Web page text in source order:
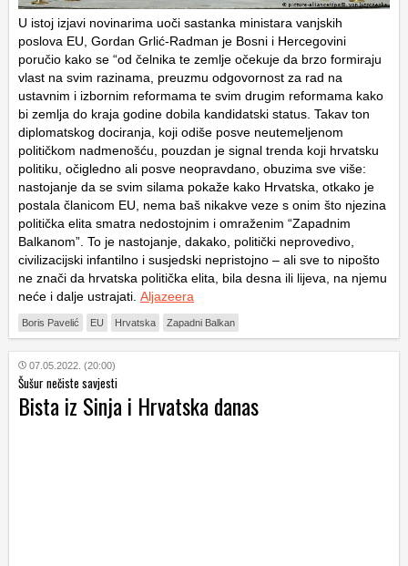
U istoj izjavi novinarima uoči sastanka ministara vanjskih
poslova EU, Gordan Grlić-Radman je Bosni i Hercegovini
poručio kako se “od čelnika te zemlje očekuje da brzo formiraju
vlast na svim razinama, preuzmu odgovornost za rad na
ustavnim i izbornim reformama te svim drugim reformama kako
bi zemlja do kraja godine dobila kandidatski status. Takav ton
diplomatskog dociranja, koji odiše posve neutemeljenom
političkom nadmenošću, pouzdan je signal trenda koji hrvatsku
politiku, očigledno ali posve neopravdano, obuzima sve više:
nastojanje da se svim silama pokaže kako Hrvatska, otkako je
postala članicom EU, nema baš nikakve veze s onim što njezina
politička elita smatra nedostojnim i omraženim “Zapadnim
Balkanom”. To je nastojanje, dakako, politički neprovedivo,
civilizacijski infantilno i susjedski nepristojno – ali sve to nipošto
ne znači da hrvatska politička elita, bila desna ili lijeva, na njemu
neće i dalje ustrajati. Aljazeera
Boris Pavelić EU Hrvatska Zapadni Balkan
07.05.2022. (20:00)
Šušur nečiste savjesti
Bista iz Sinja i Hrvatska danas